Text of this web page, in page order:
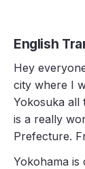
English
Hey
city where I
Yokosuka all
is a really
Prefecture.
Yokohama